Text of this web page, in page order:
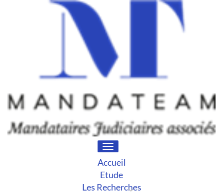
Toggle
navigation
Accueil
Etude
Les Recherches